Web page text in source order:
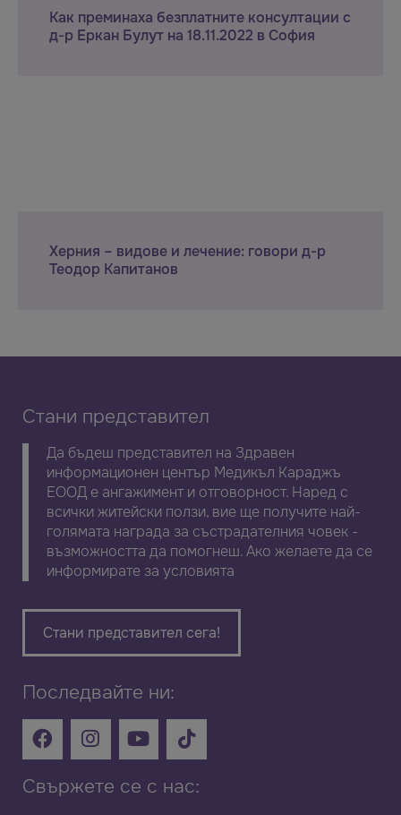
Как преминаха безплатните консултации с
д-р Еркан Булут на 18.11.2022 в София
Херния – видове и лечение: говори д-р
Теодор Капитанов
Стани представител
Да бъдеш представител на Здравен
информационен център Медикъл Караджъ
ЕООД е ангажимент и отговорност. Наред с
всички житейски ползи, вие ще получите най-
голямата награда за състрадателния човек -
възможността да помогнеш. Ако желаете да се
информирате за условията
Стани представител сега!
Последвайте ни:
Свържете се с нас: